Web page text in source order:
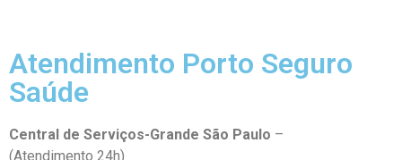
Atendimento Porto Seguro
Saúde
Central de Serviços-Grande São Paulo –
(Atendimento 24h)